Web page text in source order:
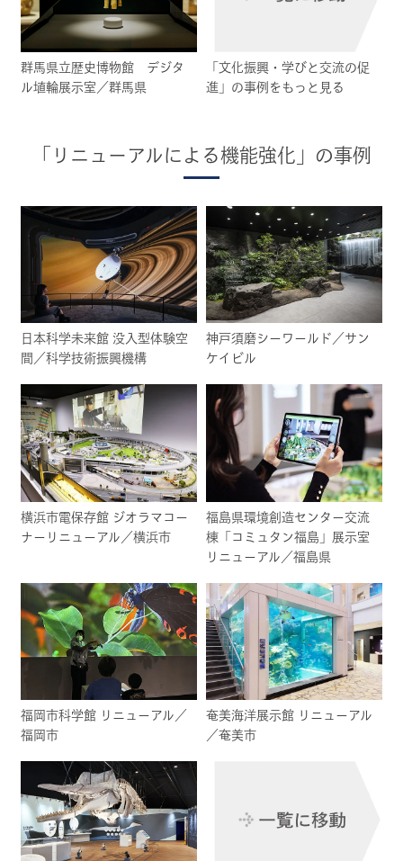
群馬県立歴史博物館 デジタ
ル埴輪展示室／群馬県
「文化振興・学びと交流の促
進」の事例をもっと見る
「リニューアルによる機能強化」の事例
日本科学未来館 没入型体験空
間／科学技術振興機構
神戸須磨シーワールド／サン
ケイビル
横浜市電保存館 ジオラマコー
ナーリニューアル／横浜市
福島県環境創造センター交流
棟「コミュタン福島」展示室
リニューアル／福島県
福岡市科学館 リニューアル／
福岡市
奄美海洋展示館 リニューアル
／奄美市